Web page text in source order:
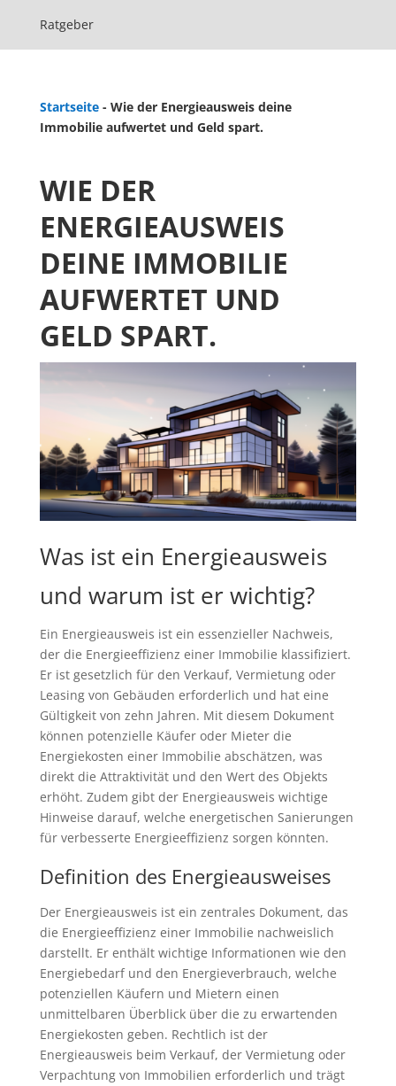
Ratgeber
Startseite- Wie der Energieausweis deine
Immobilie aufwertet und Geld spart.
WIE DER
ENERGIEAUSWEIS
DEINE IMMOBILIE
AUFWERTET UND
GELD SPART.
Was ist ein Energieausweis
und warum ist er wichtig?
Ein Energieausweis ist ein essenzieller Nachweis,
der die Energieeffizienz einer Immobilie klassifiziert.
Er ist gesetzlich für den Verkauf, Vermietung oder
Leasing von Gebäuden erforderlich und hat eine
Gültigkeit von zehn Jahren. Mit diesem Dokument
können potenzielle Käufer oder Mieter die
Energiekosten einer Immobilie abschätzen, was
direkt die Attraktivität und den Wert des Objekts
erhöht. Zudem gibt der Energieausweis wichtige
Hinweise darauf, welche energetischen Sanierungen
für verbesserte Energieeffizienz sorgen könnten.
Definition des Energieausweises
Der Energieausweis ist ein zentrales Dokument, das
die Energieeffizienz einer Immobilie nachweislich
darstellt. Er enthält wichtige Informationen wie den
Energiebedarf und den Energieverbrauch, welche
potenziellen Käufern und Mietern einen
unmittelbaren Überblick über die zu erwartenden
Energiekosten geben. Rechtlich ist der
Energieausweis beim Verkauf, der Vermietung oder
Verpachtung von Immobilien erforderlich und trägt